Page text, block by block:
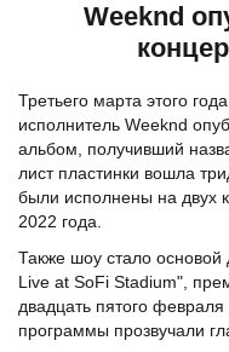
Weeknd
Третьего марта этого
исполнитель Weeknd
альбом, получивший
лист пластинки вошла
были исполнены на двух
2022 года.
Также шоу стало
Live at SoFi Stadium",
двадцать пятого
программы прозвучали